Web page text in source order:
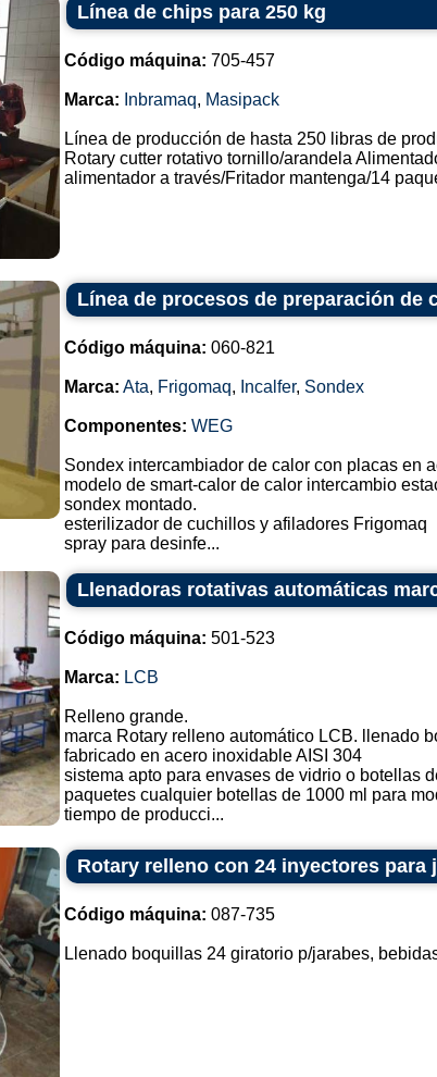
Línea de chips para 250 kg
Código máquina: 705-457
Marca: Inbramaq, Masipack
Línea de producción de hasta 250 libras de
Rotary cutter rotativo tornillo/arandela
alimentador a través/Fritador mantenga/14
Línea de procesos de preparación de
Código máquina: 060-821
Marca: Ata, Frigomaq, Incalfer, Sondex
Componentes: WEG
Sondex intercambiador de calor con placas en
modelo de smart-calor de calor intercambio
sondex montado.
esterilizador de cuchillos y afiladores Frigomaq
spray para desinfe...
Llenadoras rotativas automáticas
Código máquina: 501-523
Marca: LCB
Relleno grande.
marca Rotary relleno automático LCB. llenado
fabricado en acero inoxidable AISI 304
sistema apto para envases de vidrio o botellas
paquetes cualquier botellas de 1000 ml para
tiempo de producci...
Rotary relleno con 24 inyectores para
Código máquina: 087-735
Llenado boquillas 24 giratorio p/jarabes,